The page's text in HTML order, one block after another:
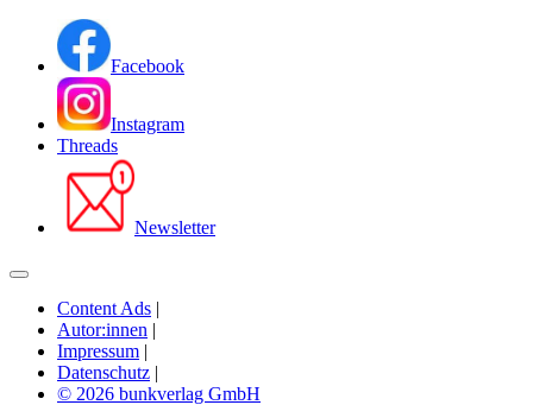
Facebook
Instagram
Threads
Newsletter
Content Ads |
Autor:innen |
Impressum |
Datenschutz |
© 2026 bunkverlag GmbH